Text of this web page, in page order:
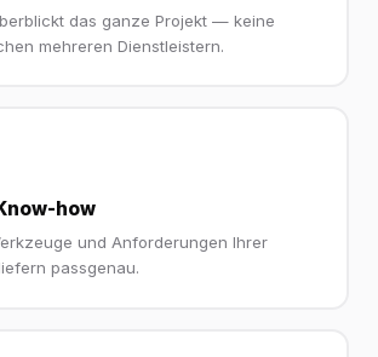
das ganze Projekt — keine
mehreren Dienstleistern.
how
und Anforderungen Ihrer
passgenau.